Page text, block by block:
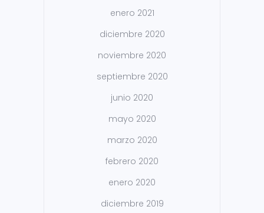
enero 2021
diciembre 2020
noviembre 2020
septiembre 2020
junio 2020
mayo 2020
marzo 2020
febrero 2020
enero 2020
diciembre 2019